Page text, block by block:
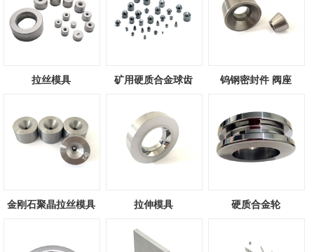
拉丝模具 矿用硬质合金球齿 钨钢密封件 阀座
金刚石聚晶拉丝模具 拉伸模具 硬质合金轮